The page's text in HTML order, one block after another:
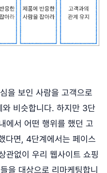
을 보인 사람을 고객으로
비슷합니다. 하지만 3단
에서 어떤 행위를 했던 고
다면, 4단계에서는 페이스
관없이 우리 웹사이트 쇼핑
을 대상으로 리마케팅합니